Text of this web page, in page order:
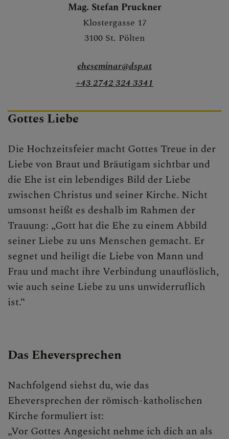
ERLEBEN
BEGEGNEN
Mag. Stefan Pruckner
Klostergasse 17
3100 St. Pölten
eheseminar@dsp.at
+43 2742 324 3341
Gottes Liebe
Die Hochzeitsfeier macht Gottes Treue in der
Liebe von Braut und Bräutigam sichtbar und
die Ehe ist ein lebendiges Bild der Liebe
zwischen Christus und seiner Kirche. Nicht
umsonst heißt es deshalb im Rahmen der
Trauung: „Gott hat die Ehe zu einem Abbild
seiner Liebe zu uns Menschen gemacht. Er
segnet und heiligt die Liebe von Mann und
Frau und macht ihre Verbindung unauflöslich,
wie auch seine Liebe zu uns unwiderruflich
ist.“
Das Eheversprechen
Nachfolgend siehst du, wie das
Eheversprechen der römisch-katholischen
Kirche formuliert ist:
„Vor Gottes Angesicht nehme ich dich an als